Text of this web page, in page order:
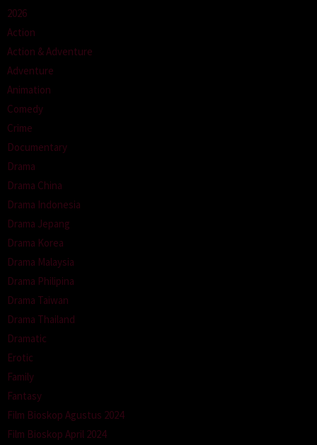
2026
Action
Action & Adventure
Adventure
Animation
Comedy
Crime
Documentary
Drama
Drama China
Drama Indonesia
Drama Jepang
Drama Korea
Drama Malaysia
Drama Philipina
Drama Taiwan
Drama Thailand
Dramatic
Erotic
Family
Fantasy
Film Bioskop Agustus 2024
Film Bioskop April 2024